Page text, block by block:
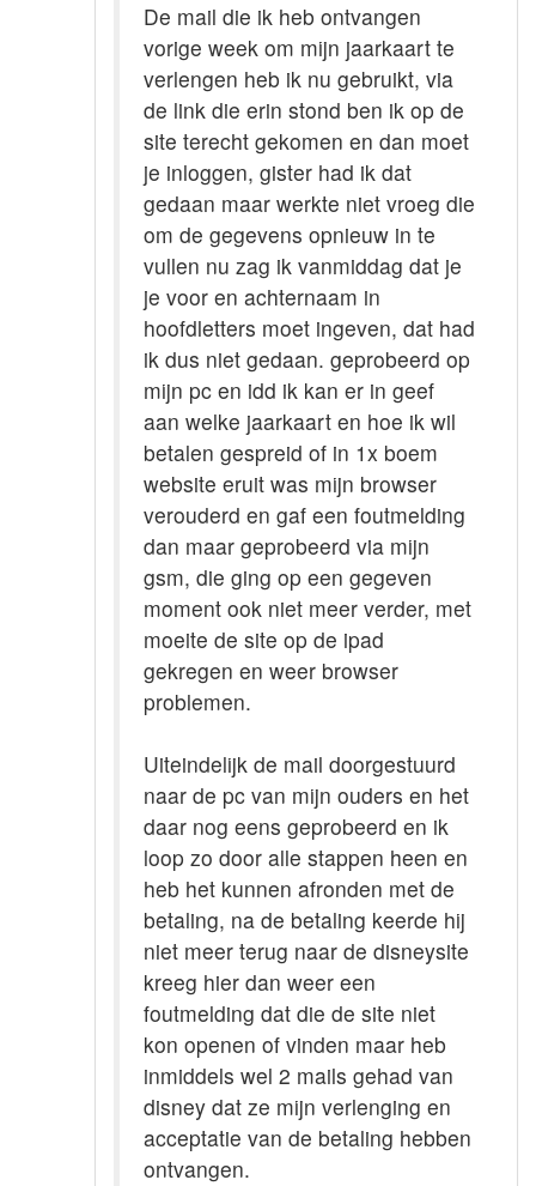
De mail die ik heb ontvangen
vorige week om mijn jaarkaart te
verlengen heb ik nu gebruikt, via
de link die erin stond ben ik op de
site terecht gekomen en dan moet
je inloggen, gister had ik dat
gedaan maar werkte niet vroeg die
om de gegevens opnieuw in te
vullen nu zag ik vanmiddag dat je
je voor en achternaam in
hoofdletters moet ingeven, dat had
ik dus niet gedaan. geprobeerd op
mijn pc en idd ik kan er in geef
aan welke jaarkaart en hoe ik wil
betalen gespreid of in 1x boem
website eruit was mijn browser
verouderd en gaf een foutmelding
dan maar geprobeerd via mijn
gsm, die ging op een gegeven
moment ook niet meer verder, met
moeite de site op de ipad
gekregen en weer browser
problemen.
Uiteindelijk de mail doorgestuurd
naar de pc van mijn ouders en het
daar nog eens geprobeerd en ik
loop zo door alle stappen heen en
heb het kunnen afronden met de
betaling, na de betaling keerde hij
niet meer terug naar de disneysite
kreeg hier dan weer een
foutmelding dat die de site niet
kon openen of vinden maar heb
inmiddels wel 2 mails gehad van
disney dat ze mijn verlenging en
acceptatie van de betaling hebben
ontvangen.